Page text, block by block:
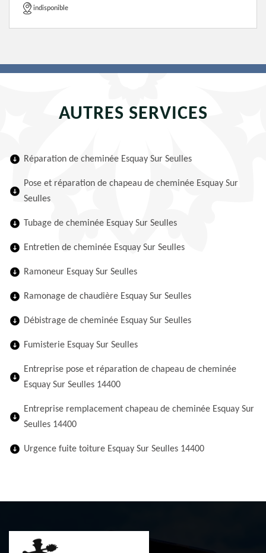
indisponible
AUTRES SERVICES
Réparation de cheminée Esquay Sur Seulles
Pose et réparation de chapeau de cheminée Esquay Sur
Seulles
Tubage de cheminée Esquay Sur Seulles
Entretien de cheminée Esquay Sur Seulles
Ramoneur Esquay Sur Seulles
Ramonage de chaudière Esquay Sur Seulles
Débistrage de cheminée Esquay Sur Seulles
Fumisterie Esquay Sur Seulles
Entreprise pose et réparation de chapeau de cheminée
Esquay Sur Seulles 14400
Entreprise remplacement chapeau de cheminée Esquay Sur
Seulles 14400
Urgence fuite toiture Esquay Sur Seulles 14400